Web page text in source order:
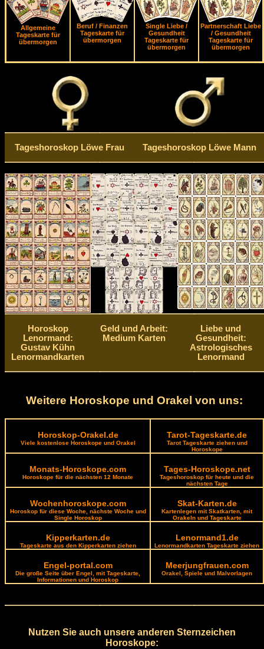
Allgemeine
Tageskarte für
übermorgen
Beruf / Finanzen
Tageskarte für
übermorgen
Single Liebe /
Gesundheit
Tageskarte für
übermorgen
Partnerschaft Liebe
/ Gesundheit
Tageskarte für
übermorgen
Tageshoroskop Löwe Frau Tageshoroskop Löwe Mann
Horoskop
Lenormand:
Gustav Kühn
Lenormandkarten
Geld und Arbeit:
Medium Karten
Liebe und
Gesundheit:
Astrologisches
Lenormand
Weitere Horoskope und Orakel von uns:
Horoskop-Orakel.de
Viele kostenlose Horoskope und Orakel
Tarot-Tageskarte.de
Tarot Tageskarte ziehen und
Horoskope
Monats-Horoskope.com
Horoskope für die nächsten 12 Monate
Tages-Horoskope.net
Tageshoroskop für heute und die
nächsten Tage
Wochenhoroskope.com
Horoskop für diese Woche, nächste Woche und
Single Horoskop
Skat-Karten.de
Kartenlegen mit Skatkarten, mit
Orakeln und Tageskarte
Kipperkarten.de
Tageskarte aus den Kipperkarten ziehen
Lenormand1.de
Lenormandkarten Tageskarte ziehen
Engel-portal.com
Die große Seite über Engel, mit Tageskarte,
Informationen und Horoskop
Meerjungfrauen.com
Orakel, Spiele und Malvorlagen
Nutzen Sie auch unsere anderen Sternzeichen
Horoskope: